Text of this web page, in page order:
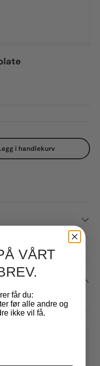
i handlekurv
VÅRT
får du:
før alle andre og
ikke vil få.